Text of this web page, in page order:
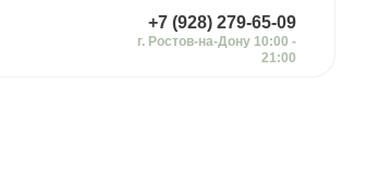
+7 (928) 279-65-09
г. Ростов-на-Дону 10:00 -
21:00